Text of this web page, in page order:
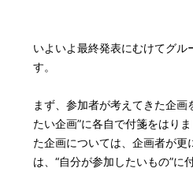
いよいよ最終発表にむけてグル
す。
まず、参加者が考えてきた企画
たい企画”に各自で付箋をはり
た企画については、企画者が更
は、“自分が参加したいもの”に